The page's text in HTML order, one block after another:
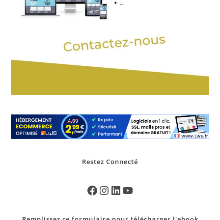
Restez Connecté